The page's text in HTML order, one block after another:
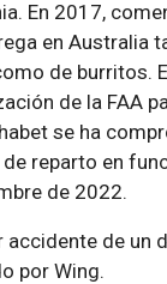
En 2017,
en Australia
de burritos.
de la FAA
se ha
reparto en
de 2022.
accidente de un
por Wing.